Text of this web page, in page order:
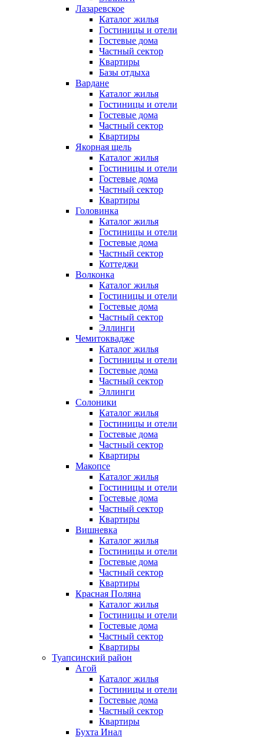
Лазаревское
Каталог жилья
Гостиницы и отели
Гостевые дома
Частный сектор
Квартиры
Базы отдыха
Вардане
Каталог жилья
Гостиницы и отели
Гостевые дома
Частный сектор
Квартиры
Якорная щель
Каталог жилья
Гостиницы и отели
Гостевые дома
Частный сектор
Квартиры
Головинка
Каталог жилья
Гостиницы и отели
Гостевые дома
Частный сектор
Коттеджи
Волконка
Каталог жилья
Гостиницы и отели
Гостевые дома
Частный сектор
Эллинги
Чемитоквадже
Каталог жилья
Гостиницы и отели
Гостевые дома
Частный сектор
Эллинги
Солоники
Каталог жилья
Гостиницы и отели
Гостевые дома
Частный сектор
Квартиры
Макопсе
Каталог жилья
Гостиницы и отели
Гостевые дома
Частный сектор
Квартиры
Вишневка
Каталог жилья
Гостиницы и отели
Гостевые дома
Частный сектор
Квартиры
Красная Поляна
Каталог жилья
Гостиницы и отели
Гостевые дома
Частный сектор
Квартиры
Туапсинский район
Агой
Каталог жилья
Гостиницы и отели
Гостевые дома
Частный сектор
Квартиры
Бухта Инал